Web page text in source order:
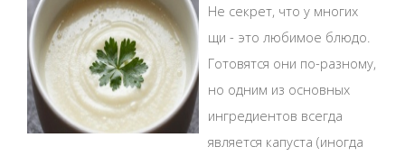
Не секрет, что у многих
щи - это любимое блюдо.
Готовятся они по-разному,
но одним из основных
ингредиентов всегда
является капуста (иногда